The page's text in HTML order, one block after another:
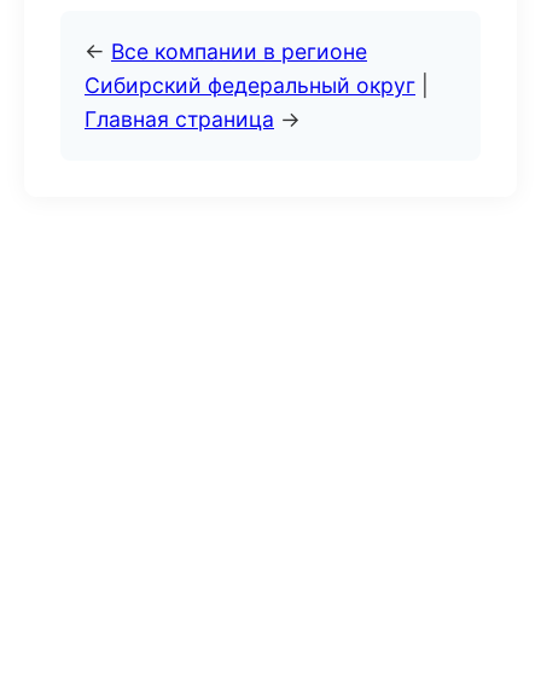
← Все компании в регионе
Сибирский федеральный округ
Главная страница →